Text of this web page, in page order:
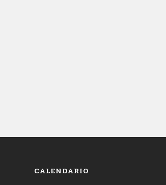
CALENDARIO